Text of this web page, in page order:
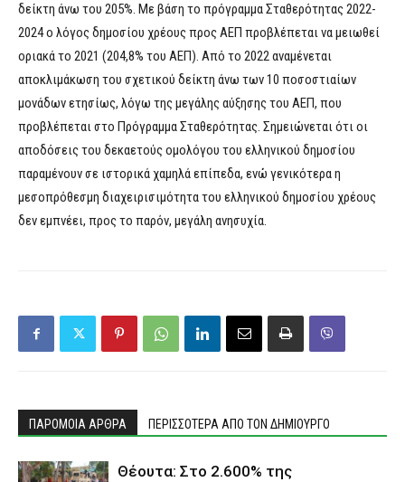
δείκτη άνω του 205%. Με βάση το πρόγραμμα Σταθερότητας 2022-
2024 ο λόγος δημοσίου χρέους προς ΑΕΠ προβλέπεται να μειωθεί
οριακά το 2021 (204,8% του ΑΕΠ). Από το 2022 αναμένεται
αποκλιμάκωση του σχετικού δείκτη άνω των 10 ποσοστιαίων
μονάδων ετησίως, λόγω της μεγάλης αύξησης του ΑΕΠ, που
προβλέπεται στο Πρόγραμμα Σταθερότητας. Σημειώνεται ότι οι
αποδόσεις του δεκαετούς ομολόγου του ελληνικού δημοσίου
παραμένουν σε ιστορικά χαμηλά επίπεδα, ενώ γενικότερα η
μεσοπρόθεσμη διαχειρισιμότητα του ελληνικού δημοσίου χρέους
δεν εμπνέει, προς το παρόν, μεγάλη ανησυχία.
ΠΑΡΟΜΟΙΑ ΑΡΘΡΑ ΠΕΡΙΣΣΟΤΕΡΑ ΑΠΟ ΤΟΝ ΔΗΜΙΟΥΡΓΟ
Θέουτα: Στο 2.600% της